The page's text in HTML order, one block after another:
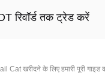
रिवॉर्ड तक ट्रेड करें
Cat खरीदने के लिए हमारी पूरी गाइड